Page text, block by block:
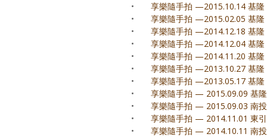
•
享樂隨手拍 —2015.10.14 基隆
•
享樂隨手拍 —2015.02.05 基隆
•
享樂隨手拍 —2014.12.18 基隆
•
享樂隨手拍 —2014.12.04 基隆
•
享樂隨手拍 —2014.11.20 基隆
•
享樂隨手拍 —2013.10.27 基隆
•
享樂隨手拍 —2013.05.17 基隆
•
享樂隨手拍 — 2015.09.09 基
•
享樂隨手拍 — 2015.09.03 南
•
享樂隨手拍 — 2014.11.01 東
•
享樂隨手拍 — 2014.10.11 南